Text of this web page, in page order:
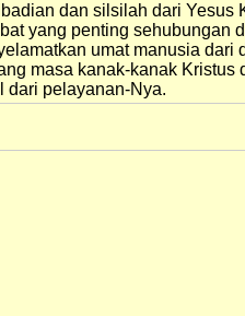
dan silsilah dari Yesus
yang penting sehubungan
umat manusia dari
masa kanak-kanak Kristus
dari pelayanan-Nya.